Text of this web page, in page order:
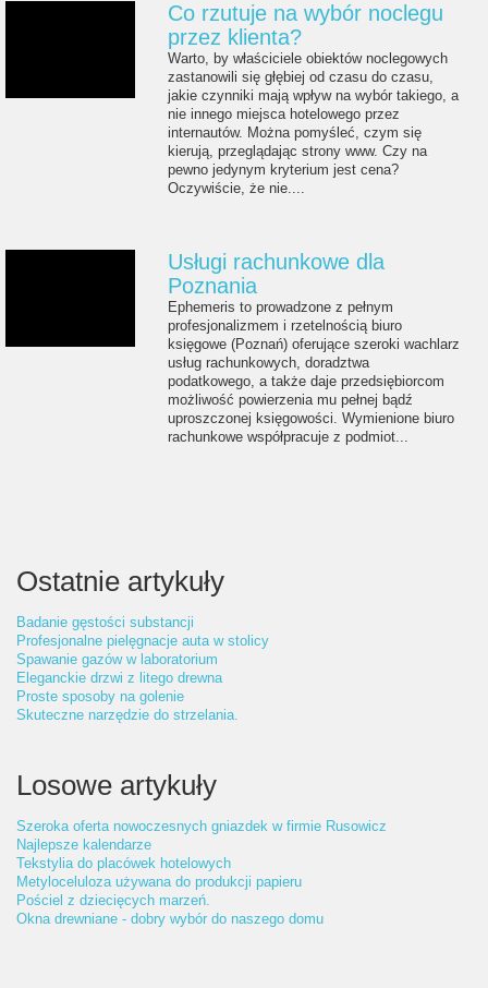
Co rzutuje na wybór noclegu
przez klienta?
Warto, by właściciele obiektów noclegowych
zastanowili się głębiej od czasu do czasu,
jakie czynniki mają wpływ na wybór takiego, a
nie innego miejsca hotelowego przez
internautów. Można pomyśleć, czym się
kierują, przeglądając strony www. Czy na
pewno jedynym kryterium jest cena?
Oczywiście, że nie....
Usługi rachunkowe dla
Poznania
Ephemeris to prowadzone z pełnym
profesjonalizmem i rzetelnością biuro
księgowe (Poznań) oferujące szeroki wachlarz
usług rachunkowych, doradztwa
podatkowego, a także daje przedsiębiorcom
możliwość powierzenia mu pełnej bądź
uproszczonej księgowości. Wymienione biuro
rachunkowe współpracuje z podmiot...
Ostatnie artykuły
Badanie gęstości substancji
Profesjonalne pielęgnacje auta w stolicy
Spawanie gazów w laboratorium
Eleganckie drzwi z litego drewna
Proste sposoby na golenie
Skuteczne narzędzie do strzelania.
Losowe artykuły
Szeroka oferta nowoczesnych gniazdek w firmie Rusowicz
Najlepsze kalendarze
Tekstylia do placówek hotelowych
Metyloceluloza używana do produkcji papieru
Pościel z dziecięcych marzeń.
Okna drewniane - dobry wybór do naszego domu